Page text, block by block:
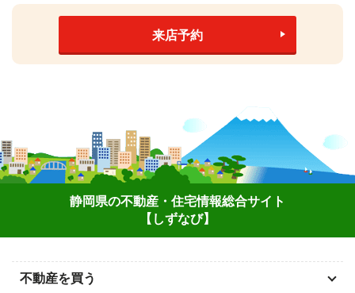
来店予約
静岡県の不動産・住宅情報総合サイト
【しずなび】
不動産を買う